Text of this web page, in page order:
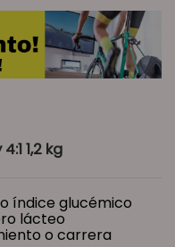
1,2 kg
índice glucémico
lácteo
o carrera